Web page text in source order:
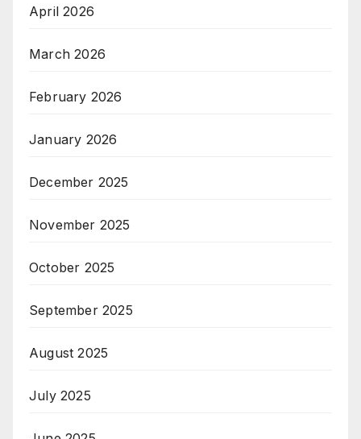
April 2026
March 2026
February 2026
January 2026
December 2025
November 2025
October 2025
September 2025
August 2025
July 2025